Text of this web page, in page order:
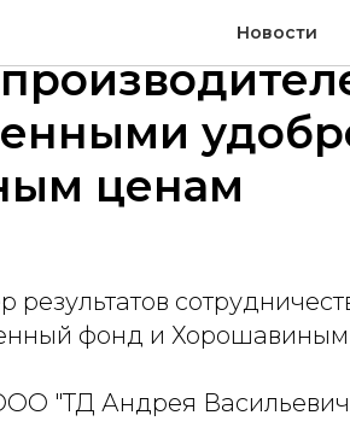
Новости
ценам
результатов
фонд и
"ТД Андрея